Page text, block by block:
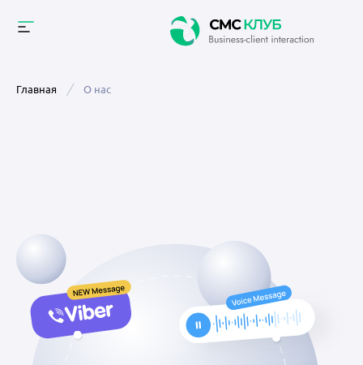
Главная О нас